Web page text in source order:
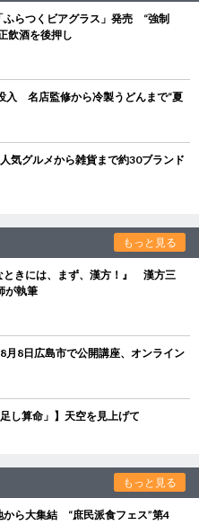
ふらつくビアグラス」発売 “強制
飲酒を後押し
入 名店監修から冷製うどんまで“夏
気グルメから雑貨まで約30ブランド
もっと見る
ときには、まず、漢方！』 漢方三
が執筆
8日広島市で公開講座、オンライン
し算命」】天空を見上げて
もっと見る
から大集結 “庶民派食フェス”第4